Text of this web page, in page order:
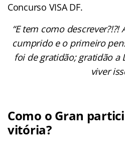
Concurso VISA DF.
“E tem como descrever?!?!
cumprido e o primeiro
foi de gratidão; gratidão
viver
Como o Gran
vitória?